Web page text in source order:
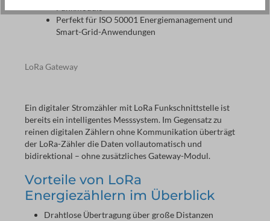
Perfekt für ISO 50001 Energiemanagement und
Smart-Grid-Anwendungen
LoRa Gateway
Ein digitaler Stromzähler mit LoRa Funkschnittstelle ist
bereits ein intelligentes Messsystem. Im Gegensatz zu
reinen digitalen Zählern ohne Kommunikation überträgt
der LoRa-Zähler die Daten vollautomatisch und
bidirektional – ohne zusätzliches Gateway-Modul.
Vorteile von LoRa
Energiezählern im Überblick
Drahtlose Übertragung über große Distanzen